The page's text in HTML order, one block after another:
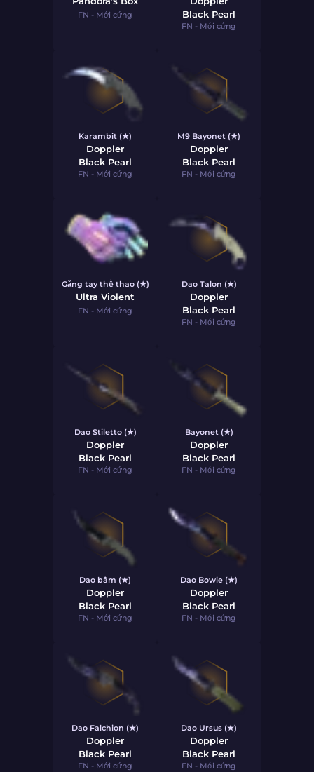
FN - Mới cứng
Black Pearl
FN - Mới cứng
Karambit (★)
Doppler
Black Pearl
FN - Mới cứng
M9 Bayonet (★)
Doppler
Black Pearl
FN - Mới cứng
Găng tay thể thao (★)
Ultra Violent
FN - Mới cứng
Dao Talon (★)
Doppler
Black Pearl
FN - Mới cứng
Dao Stiletto (★)
Doppler
Black Pearl
FN - Mới cứng
Bayonet (★)
Doppler
Black Pearl
FN - Mới cứng
Dao bấm (★)
Doppler
Black Pearl
FN - Mới cứng
Dao Bowie (★)
Doppler
Black Pearl
FN - Mới cứng
Dao Falchion (★)
Doppler
Black Pearl
FN - Mới cứng
Dao Ursus (★)
Doppler
Black Pearl
FN - Mới cứng